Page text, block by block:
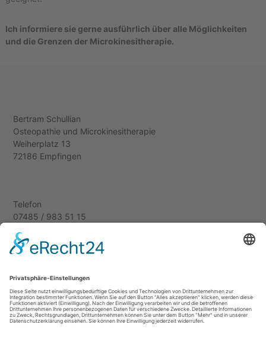
Ich informiere sie gerne ausführlich über alle Möglichkeiten
und die Grenzen der Microkinesitherapie.
Bertram Schullian
Osteopathie und Microkinesitherapie
Weiherplatz 13
72186 Empfingen
Telefon
07485 / 983 51 15
E-Mail
Impressum